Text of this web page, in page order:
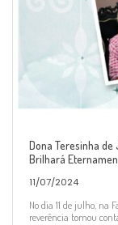
Dona Teresinha de
Brilhará
11/07/2024
No dia 11 de julho, na
reverência tomou conta